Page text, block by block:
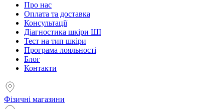
Про нас
Оплата та доставка
Консультації
Діагностика шкіри ШІ
Тест на тип шкіри
Програма лояльності
Блог
Контакти
Фізичні магазини